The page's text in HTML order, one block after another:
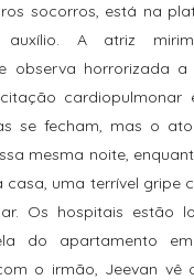
socorros, está na
A atriz mirim
observa horrorizada a
cardiopulmonar
se fecham, mas o
mesma noite,
casa, uma terrível gripe
Os hospitais estão
do apartamento
o irmão, Jeevan vê